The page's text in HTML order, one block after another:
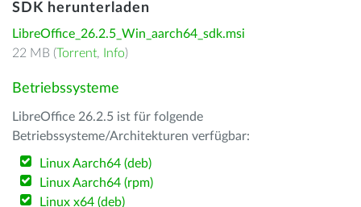
SDK herunterladen
LibreOffice_26.2.5_Win_aarch64_sdk.msi
22 MB (Torrent, Info)
Betriebssysteme
LibreOffice 26.2.5 ist für folgende
Betriebssysteme/Architekturen verfügbar:
Linux Aarch64 (deb)
Linux Aarch64 (rpm)
Linux x64 (deb)